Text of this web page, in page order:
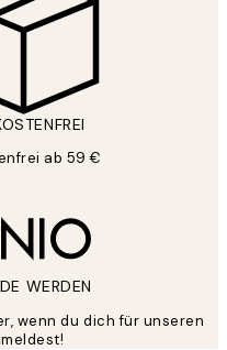
ab 59 €
WERDEN
wenn du dich für unseren